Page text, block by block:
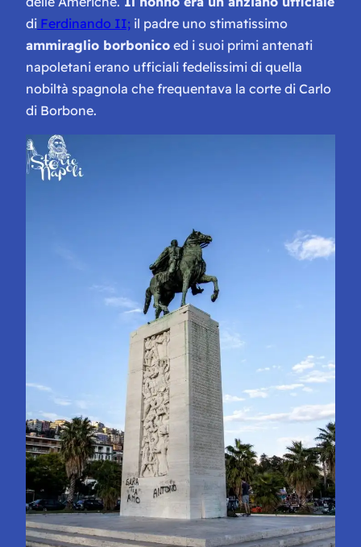
di Ferdinando II; il padre uno stimatissimo
ammiraglio borbonico ed i suoi primi antenati
napoletani erano ufficiali fedelissimi di quella
nobiltà spagnola che frequentava la corte di Carlo
di Borbone.